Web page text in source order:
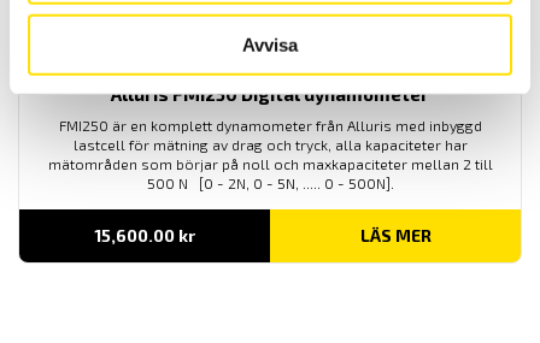
Avvisa
Alluris FMI250 Digital dynamometer
FMI250 är en komplett dynamometer från Alluris med inbyggd
lastcell för mätning av drag och tryck, alla kapaciteter har
mätområden som börjar på noll och maxkapaciteter mellan 2 till
500 N [0 - 2N, 0 - 5N, ..... 0 - 500N].
15,600.00 kr LÄS MER